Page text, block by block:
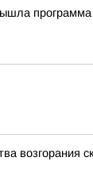
возгорания